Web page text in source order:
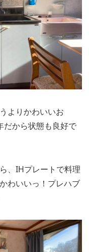
よりかわいいお
だから状態も良好で
、IHプレートで料理
わいいっ！プレハブ